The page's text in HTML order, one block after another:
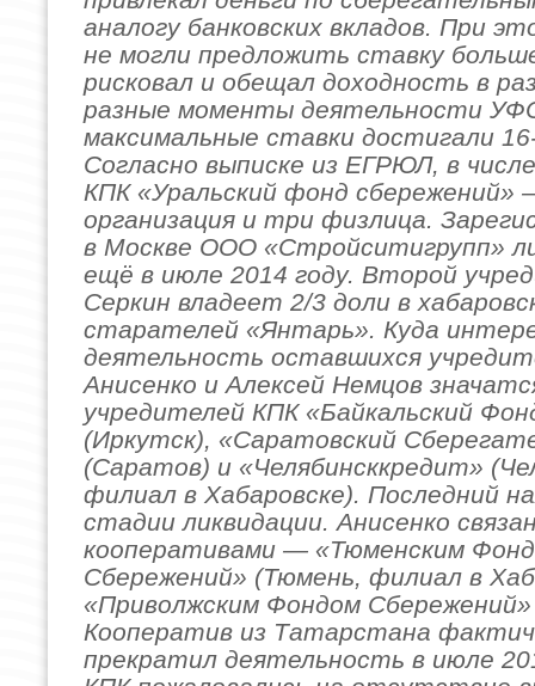
аналогу банковских вкладов. При
не могли предложить ставку
рисковал и обещал доходность в
разные моменты деятельности
максимальные ставки достигали
Согласно выписке из ЕГРЮЛ, в
КПК «Уральский фонд сбережений»
организация и три физлица.
в Москве ООО «Стройситигрупп»
ещё в июле 2014 году. Второй
Серкин владеет 2/3 доли в
старателей «Янтарь». Куда
деятельность оставшихся
Анисенко и Алексей Немцов
учредителей КПК «Байкальский
(Иркутск), «Саратовский
(Саратов) и «Челябинсккредит»
филиал в Хабаровске). Последний
стадии ликвидации. Анисенко
кооперативами — «Тюменским
Сбережений» (Тюмень, филиал в
«Приволжским Фондом Сбережений»
Кооператив из Татарстана
прекратил деятельность в июле